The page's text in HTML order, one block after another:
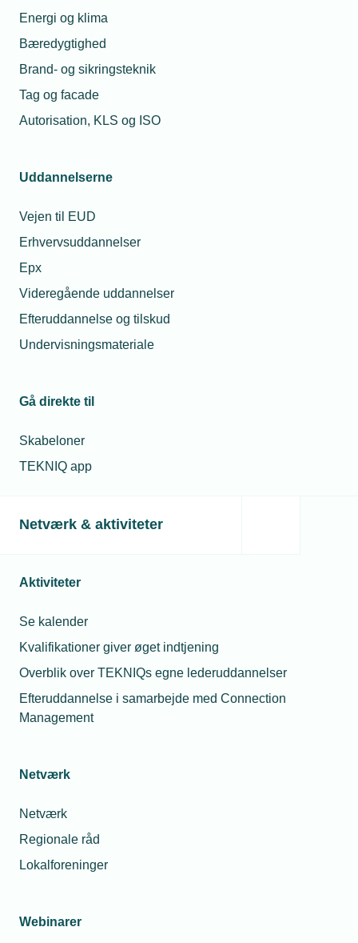
Energi og klima
Bæredygtighed
Brand- og sikringsteknik
Tag og facade
Autorisation, KLS og ISO
Uddannelserne
Vejen til EUD
Erhvervsuddannelser
Epx
Videregående uddannelser
Efteruddannelse og tilskud
Undervisningsmateriale
Gå direkte til
Skabeloner
TEKNIQ app
Netværk & aktiviteter
Aktiviteter
Se kalender
Kvalifikationer giver øget indtjening
Overblik over TEKNIQs egne lederuddannelser
Efteruddannelse i samarbejde med Connection
Management
Netværk
Netværk
Regionale råd
Lokalforeninger
Webinarer